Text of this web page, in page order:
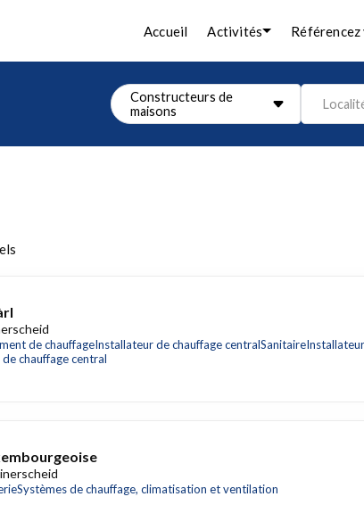
Accueil Activités
Constructeurs de
maisons
de chauffageInstallateur de chauffage centralSanitaire
chauffage central
Systèmes de chauffage, climatisation et ventilation